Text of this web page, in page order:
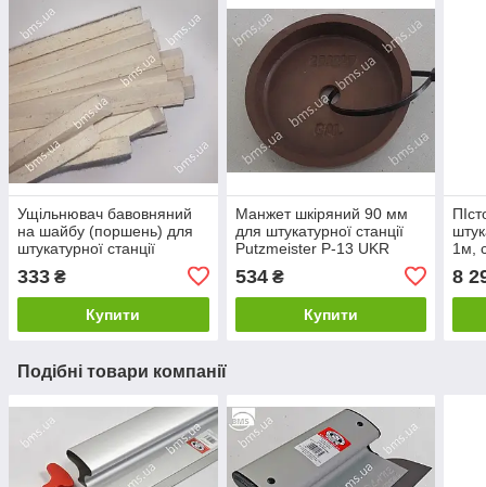
Ущільнювач бавовняний
на шайбу (поршень) для
штукатурної станції
333 ₴
Купити
Манжет шкіряний 90 мм
для штукатурної станції
Putzmeister Р-13 UKR
534₴
Купити
1м,
8
Подібні товари компанії